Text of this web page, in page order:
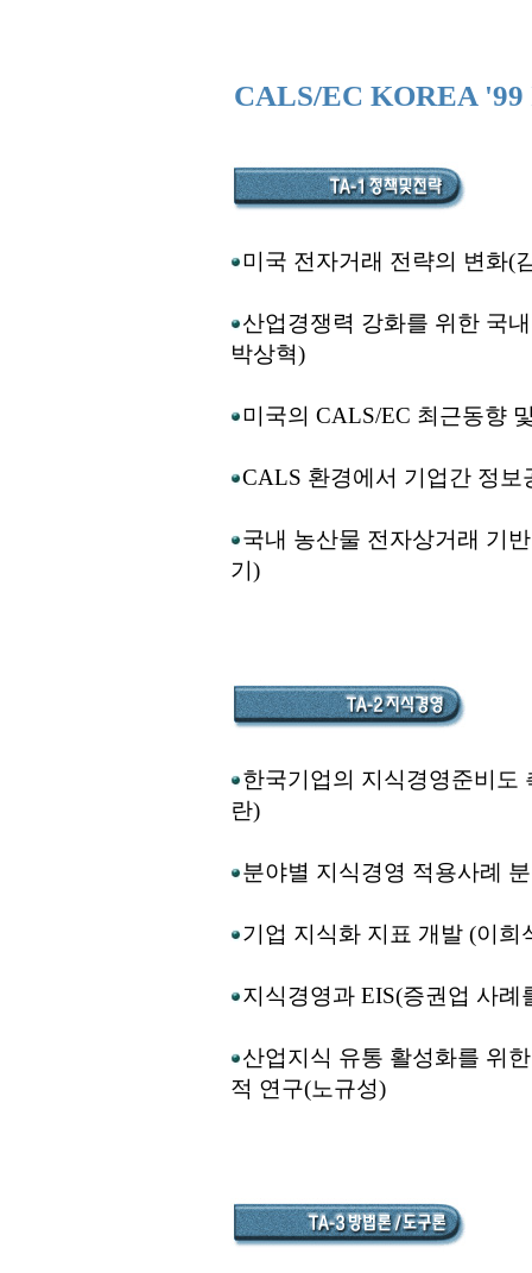
CALS/EC KOREA '99
미국 전자거래 전략의 변화(
산업경쟁력 강화를 위한 국
박상혁)
미국의 CALS/EC 최근동향
CALS 환경에서 기업간 정
국내 농산물 전자상거래 기
기)
한국기업의 지식경영준비도
란)
분야별 지식경영 적용사례
기업 지식화 지표 개발 (이희
지식경영과 EIS(증권업 사례
산업지식 유통 활성화를 위
적 연구(노규성)